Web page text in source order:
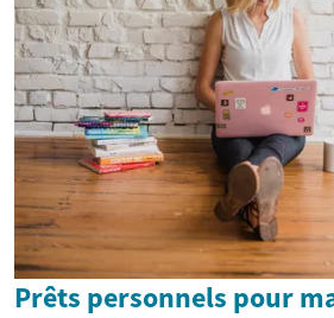
Prêts personnels pour